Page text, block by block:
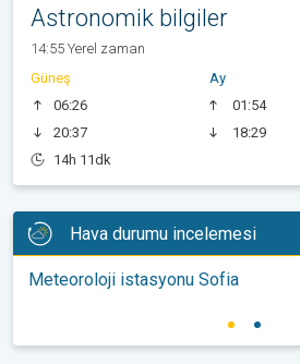
Astronomik bilgiler
14:55 Yerel zaman
Güneş
06:26
20:37
14h 11dk
Ay
01:54
18:29
Hava durumu incelemesi
Meteoroloji istasyonu Sofia